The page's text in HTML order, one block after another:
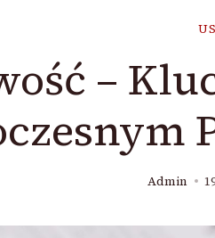
–
Admin